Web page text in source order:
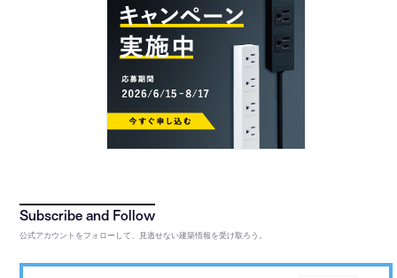
公式アカウントをフォローして、見逃せない建築情報を受け取ろう。